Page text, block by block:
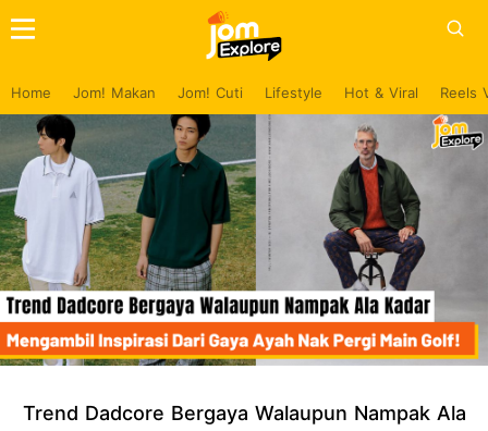
Home Jom! Makan Jom! Cuti Lifestyle Hot & Viral Reels
Trend Dadcore Bergaya Walaupun Nampak Ala